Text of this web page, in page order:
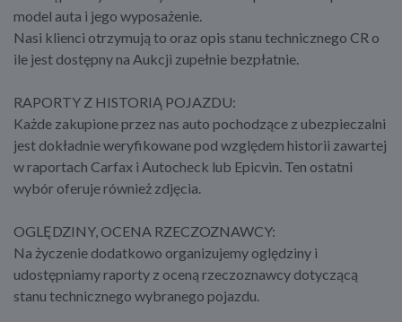
model auta i jego wyposażenie.
Nasi klienci otrzymują to oraz opis stanu technicznego CR o
ile jest dostępny na Aukcji zupełnie bezpłatnie.
RAPORTY Z HISTORIĄ POJAZDU:
Każde zakupione przez nas auto pochodzące z ubezpieczalni
jest dokładnie weryfikowane pod względem historii zawartej
w raportach Carfax i Autocheck lub Epicvin. Ten ostatni
wybór oferuje również zdjęcia.
OGLĘDZINY, OCENA RZECZOZNAWCY:
Na życzenie dodatkowo organizujemy oględziny i
udostępniamy raporty z oceną rzeczoznawcy dotyczącą
stanu technicznego wybranego pojazdu.